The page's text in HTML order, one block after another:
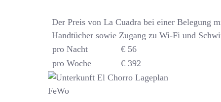
Der Preis von La Cuadra bei einer Belegung
Handtücher sowie Zugang zu Wi-Fi und
pro Nacht
€ 56
pro Woche
€ 392